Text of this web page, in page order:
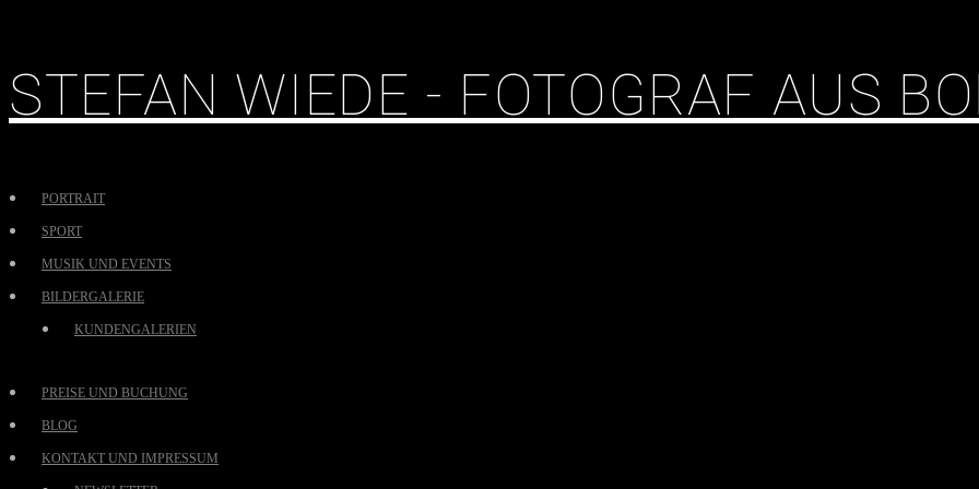
STEFAN WIEDE - FOTOGRAF AUS
PORTRAIT
SPORT
MUSIK UND EVENTS
BILDERGALERIE
KUNDENGALERIEN
PREISE UND BUCHUNG
BLOG
KONTAKT UND IMPRESSUM